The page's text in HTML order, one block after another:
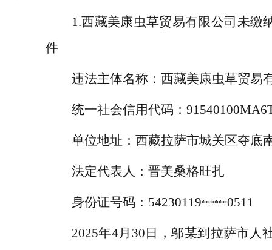
1.西藏美康虫草贸易有限公司未缴
件
违法主体名称： 西藏美康虫草贸易
统一社会信用代码：
单位地址： 西藏拉萨市城关区夺底
法定代表人： 晋美桑格旺扎
身份证号码： 54230119******0511
2025年4月 30 日，邬某到拉萨市人